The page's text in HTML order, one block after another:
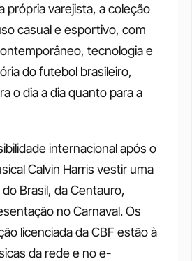
própria varejista, a coleção
casual e esportivo, com
tecnologia e
do futebol brasileiro,
o dia a dia quanto para a
internacional após o
Calvin Harris vestir uma
Brasil, da Centauro,
no Carnaval. Os
licenciada da CBF estão à
da rede e no e-